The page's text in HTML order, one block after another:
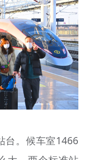
+
台。候车室1466